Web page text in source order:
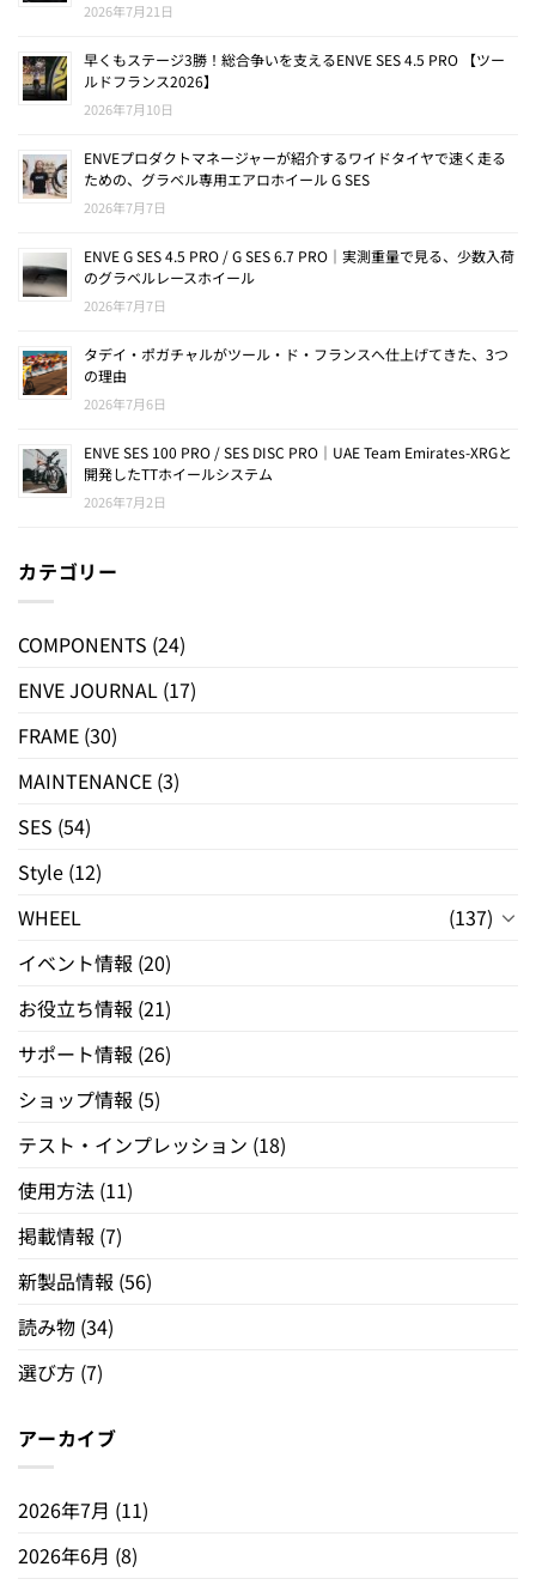
2026年7月21日
早くもステージ3勝！総合争いを支えるENVE SES 4.5 PRO 【ツー
ルドフランス2026】
2026年7月10日
ENVEプロダクトマネージャーが紹介するワイドタイヤで速く走る
ための、グラベル専用エアロホイール G SES
2026年7月7日
ENVE G SES 4.5 PRO / G SES 6.7 PRO｜実測重量で見る、少数入荷
のグラベルレースホイール
2026年7月7日
タデイ・ポガチャルがツール・ド・フランスへ仕上げてきた、3つ
の理由
2026年7月6日
ENVE SES 100 PRO / SES DISC PRO｜UAE Team Emirates-XRGと
開発したTTホイールシステム
2026年7月2日
カテゴリー
COMPONENTS (24)
ENVE JOURNAL (17)
FRAME (30)
MAINTENANCE (3)
SES (54)
Style (12)
WHEEL
(137)
イベント情報 (20)
お役立ち情報 (21)
サポート情報 (26)
ショップ情報 (5)
テスト・インプレッション (18)
使用方法 (11)
掲載情報 (7)
新製品情報 (56)
読み物 (34)
選び方 (7)
アーカイブ
2026年7月 (11)
2026年6月 (8)